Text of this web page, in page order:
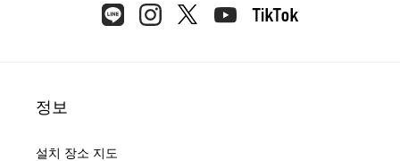
정보
설치 장소 지도